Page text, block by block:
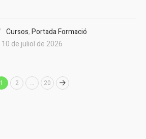
Cursos,Portada Formació
10 de juliol de 2026
1 2 … 20